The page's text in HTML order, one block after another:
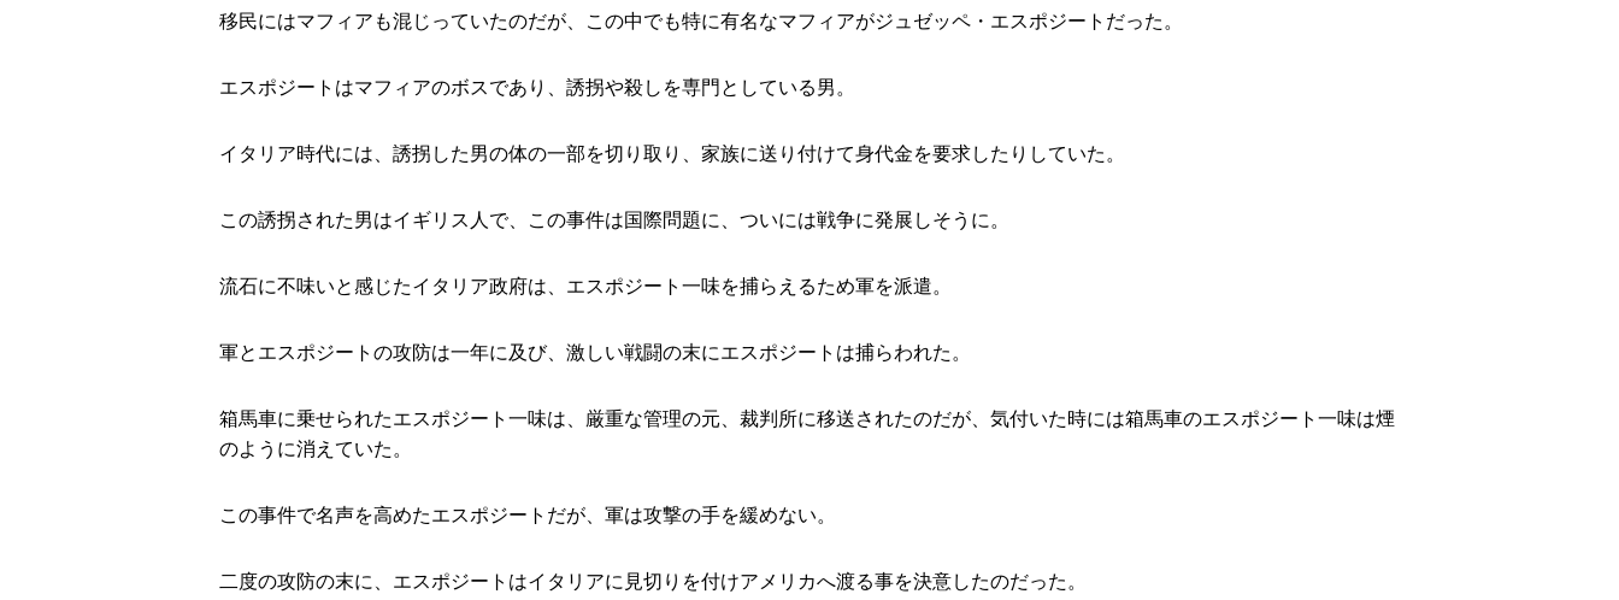
移民にはマフィアも混じっていたのだが、この中でも特に有名なマフィアがジュゼッペ・エスポジートだった。
エスポジートはマフィアのボスであり、誘拐や殺しを専門としている男。
イタリア時代には、誘拐した男の体の一部を切り取り、家族に送り付けて身代金を要求したりしていた。
この誘拐された男はイギリス人で、この事件は国際問題に、ついには戦争に発展しそうに。
流石に不味いと感じたイタリア政府は、エスポジート一味を捕らえるため軍を派遣。
軍とエスポジートの攻防は一年に及び、激しい戦闘の末にエスポジートは捕らわれた。
箱馬車に乗せられたエスポジート一味は、厳重な管理の元、裁判所に移送されたのだが、気付いた時には箱馬車のエスポジート一味は煙
のように消えていた。
この事件で名声を高めたエスポジートだが、軍は攻撃の手を緩めない。
二度の攻防の末に、エスポジートはイタリアに見切りを付けアメリカへ渡る事を決意したのだった。